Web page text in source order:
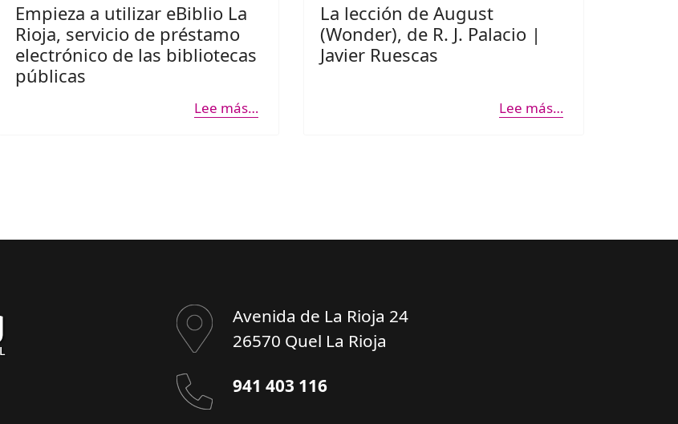
Empieza a utilizar eBiblio La
Rioja, servicio de préstamo
electrónico de las bibliotecas
públicas
Lee más…
La lección de August
(Wonder), de R. J. Palacio |
Javier Ruescas
Lee más…
Avenida de La Rioja 24
26570 Quel La Rioja
941 403 116